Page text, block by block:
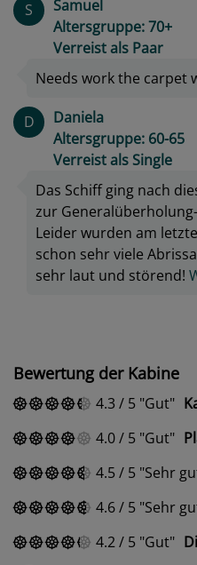
S
Samuel
Altersgruppe: 70+
Verreist als Paar
Needs work the carpet
D
Daniela
Altersgruppe: 60-65
Verreist als Single
Das Schiff ging nach
zur
Leider wurden am
schon sehr viele
sehr laut und störend!
Bewertung der Kabine
4.3 / 5 Gut
4.0/ 5 Gut
4.5/ 5 Sehr
4.6/ 5 Sehr
4.2/ 5 Gut